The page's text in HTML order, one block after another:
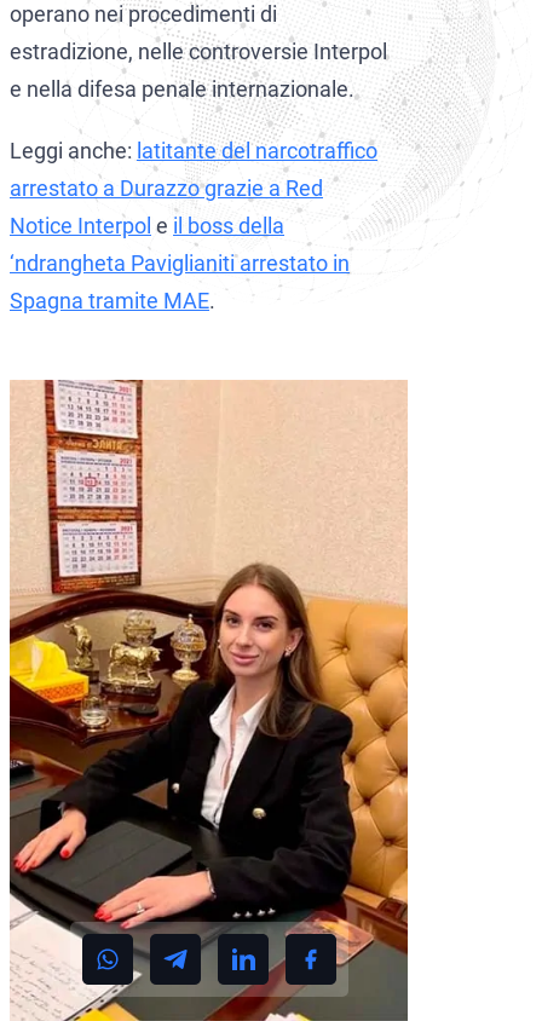
operano nei procedimenti di
estradizione, nelle controversie Interpol
e nella difesa penale internazionale.
Leggi anche: latitante del narcotraffico
arrestato a Durazzo grazie a Red
Notice Interpol e il boss della
‘ndrangheta Paviglianiti arrestato in
Spagna tramite MAE.